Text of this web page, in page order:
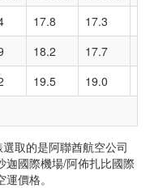
17.8 17.3
18.2 17.7
19.5 19.0
取的是阿聯酋航空公司
迦國際機場/阿佈扎比國際
價格。